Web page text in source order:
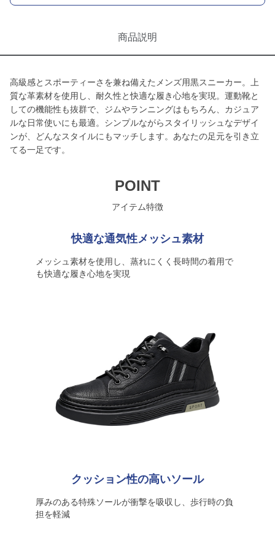
商品説明
高級感とスポーティーさを兼ね備えたメンズ用黒スニーカー。上
質な革素材を使用し、耐久性と快適な履き心地を実現。運動靴と
しての機能性も抜群で、ジムやランニングはもちろん、カジュア
ルな日常使いにも最適。シンプルながらスタイリッシュなデザイ
ンが、どんなスタイルにもマッチします。あなたの足元を引き立
てる一足です。
POINT
アイテム特徴
快適な通気性メッシュ素材
メッシュ素材を使用し、蒸れにくく長時間の着用で
も快適な履き心地を実現
クッション性の高いソール
厚みのある特殊ソールが衝撃を吸収し、歩行時の負
担を軽減